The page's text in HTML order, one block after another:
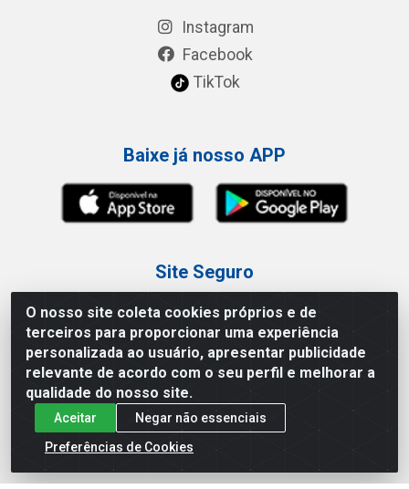
O nosso site coleta cookies próprios e de
terceiros para proporcionar uma experiência
personalizada ao usuário, apresentar publicidade
relevante de acordo com o seu perfil e melhorar a
qualidade do nosso site.
Aceitar
Negar não essenciais
Preferências de Cookies
Instagram
Facebook
TikTok
Baixe já nosso APP
Site Seguro
Loja / Showroom
Tel.: (11) 3227-0546
Av Vautier, 587/597 - Pari - São Paulo/SP